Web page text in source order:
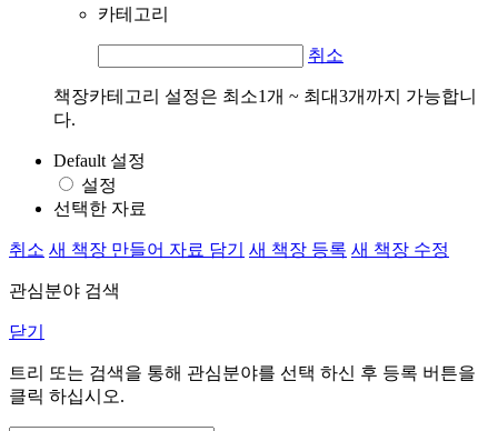
카테고리
취소
책장카테고리 설정은 최소1개 ~ 최대3개까지 가능합니
다.
Default 설정
설정
선택한 자료
취소 새 책장 만들어 자료 담기 새 책장 등록 새 책장 수정
관심분야 검색
닫기
트리 또는 검색을 통해 관심분야를 선택 하신 후 등록 버튼을
클릭 하십시오.